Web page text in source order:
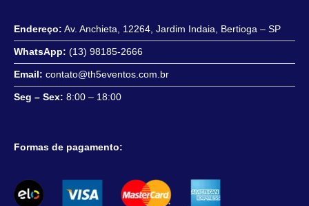
Endereço: Av. Anchieta, 12264, Jardim Indaia, Bertioga – SP
WhatsApp: (13) 98185-2666
Email: contato@th5eventos.com.br
Seg – Sex: 8:00 – 18:00
Formas de pagamento: